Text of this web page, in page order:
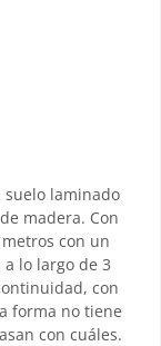
suelo laminado
madera. Con
con un
lo largo de 3
con
forma no tiene
con cuáles.